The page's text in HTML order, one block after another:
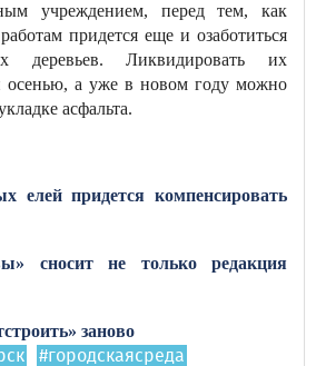
учреждением, перед тем, как
придется еще и озаботиться
деревьев. Ликвидировать их
осенью, а уже в новом году можно
асфальта.
елей придется компенсировать
сносит не только редакция
заново
#городскаясреда